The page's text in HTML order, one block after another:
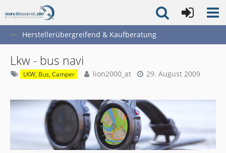
Herstellerübergreifend & Kaufberatung
Lkw - bus navi
LKW, Bus, Camper lion2000_at 29. August 2009